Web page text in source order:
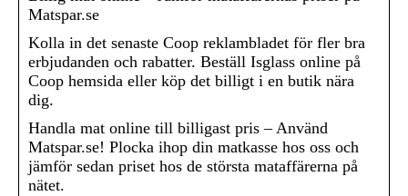
Matspar.se
Kolla in det senaste Coop reklambladet för fler bra
erbjudanden och rabatter. Beställ Isglass online på
Coop hemsida eller köp det billigt i en butik nära
dig.
Handla mat online till billigast pris – Använd
Matspar.se! Plocka ihop din matkasse hos oss och
jämför sedan priset hos de största mataffärerna på
nätet.